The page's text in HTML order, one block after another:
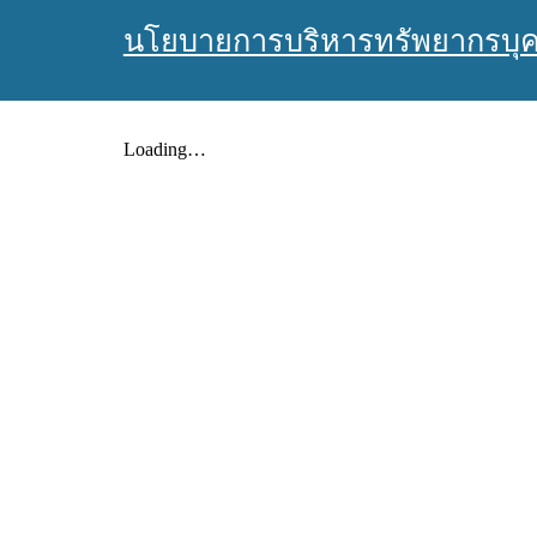
นโยบายการบริหารทรัพยากร